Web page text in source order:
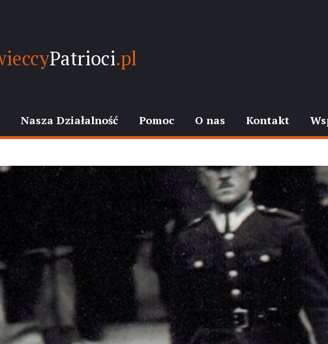
Patrioci.pl
Nasza Działalność Pomoc O nas Kontakt